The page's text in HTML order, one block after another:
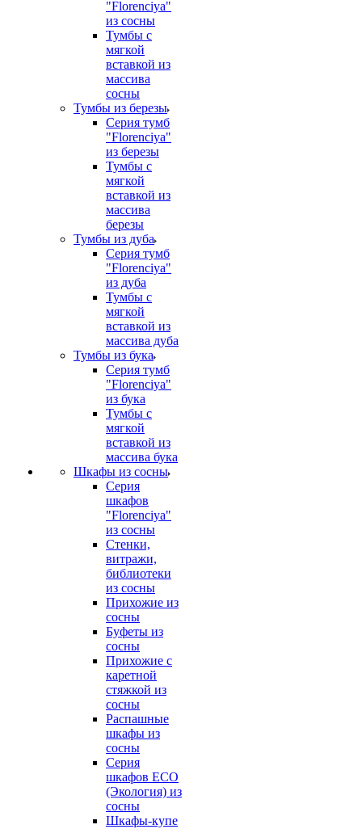
"Florenciya"
из сосны
Тумбы с
мягкой
вставкой из
массива
сосны
Тумбы из березы
Серия тумб
"Florenciya"
из березы
Тумбы с
мягкой
вставкой из
массива
березы
Тумбы из дуба
Серия тумб
"Florenciya"
из дуба
Тумбы с
мягкой
вставкой из
массива дуба
Тумбы из бука
Серия тумб
"Florenciya"
из бука
Тумбы с
мягкой
вставкой из
массива бука
Шкафы из сосны
Серия
шкафов
"Florenciya"
из сосны
Стенки,
витражи,
библиотеки
из сосны
Прихожие из
сосны
Буфеты из
сосны
Прихожие с
каретной
стяжкой из
сосны
Распашные
шкафы из
сосны
Серия
шкафов ECO
(Экология) из
сосны
Шкафы-купе